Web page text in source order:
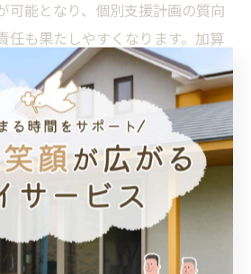
可能となり、個別支援計画の質向
任も果たしやすくなります。加算
ているため、施設運営上も大きな
るアセスメントや保護者面談、チ
スなど多岐にわたる業務を担いま
化を見逃さず、安心して過ごせる
役割も重要です。実際に、心理士
子どもが通所を楽しみにするよう